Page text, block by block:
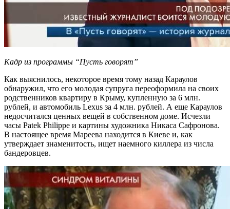
Кадр из программы “Пусть говорят”
Как выяснилось, некоторое время тому назад Караулов
обнаружил, что его молодая супруга переоформила на своих
родственников квартиру в Крыму, купленную за 6 млн.
рублей, и автомобиль Lexus за 4 млн. рублей. А еще Караулов
недосчитался ценных вещей в собственном доме. Исчезли
часы Patek Philippe и картины художника Никаса Сафронова.
В настоящее время Мареева находится в Киеве и, как
утверждает знаменитость, ищет наемного киллера из числа
бандеровцев.